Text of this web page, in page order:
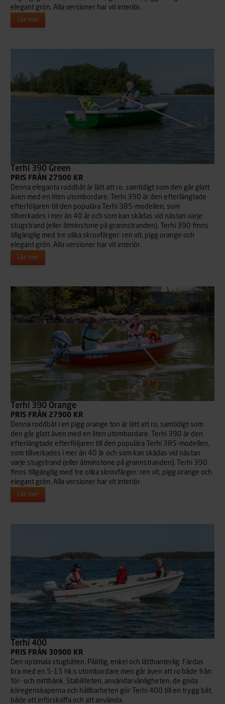
elegant grön. Alla versioner har vit interiör.
Läs mer
Terhi 390 Green
PRIS FRÅN 27900 KR
Denna eleganta roddbåt är lätt att ro, samtidigt som den går glatt
även med en liten utombordare. Terhi 390 är den efterlängtade
efterföljaren till den populära Terhi 385-modellen, som
tillverkades i mer än 40 år och som kan skådas vid nästan varje
stugstrand (eller åtminstone på grannstranden). Terhi 390 finns
tillgänglig med tre olika skrovfärger: ren vit, pigg orange och
elegant grön. Alla versioner har vit interiör.
Läs mer
Terhi 390 Orange
PRIS FRÅN 27900 KR
Denna roddbåt i en pigg orange ton är lätt att ro, samtidigt som
den går glatt även med en liten utombordare. Terhi 390 är den
efterlängtade efterföljaren till den populära Terhi 385-modellen,
som tillverkades i mer än 40 år och som kan skådas vid nästan
varje stugstrand (eller åtminstone på grannstranden). Terhi 390
finns tillgänglig med tre olika skrovfärger: ren vit, pigg orange och
elegant grön. Alla versioner har vit interiör.
Läs mer
Terhi 400
PRIS FRÅN 30900 KR
Den optimala stugbåten. Pålitlig, enkel och lätthanterlig. Färdas
bra med en 5-15 hk:s utombordare men går även att ro både från
för- och mittbänk. Stabiliteten, användarvänligheten, de goda
köregenskaperna och hållbarheten gör Terhi 400 till en trygg båt,
både att införskaffa och att använda.